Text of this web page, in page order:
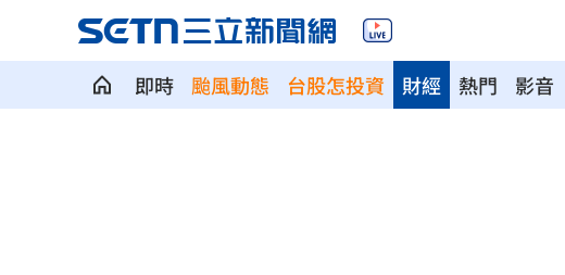
即時 颱風動態 台股怎投資 熱門 影音
財經